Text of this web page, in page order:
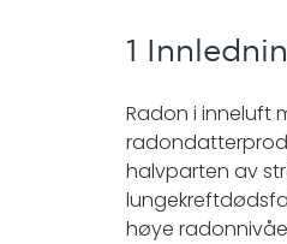
1
Radon i inneluft
halvparten av
høye